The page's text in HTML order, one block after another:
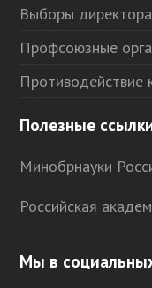
Выборы
Профсоюзные
Противодействие
Полезные
Минобрнауки
Российская
Мы в